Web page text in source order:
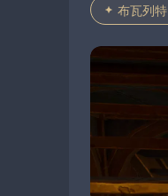
布瓦列特